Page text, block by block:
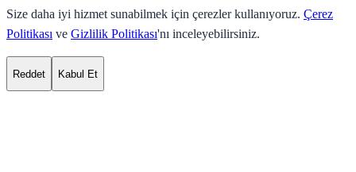
Size daha iyi hizmet sunabilmek için çerezler kullanıyoruz. Çerez
Politikası ve Gizlilik Politikası'nı inceleyebilirsiniz.
Reddet Kabul Et